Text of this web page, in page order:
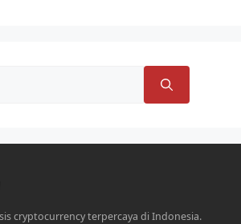
cryptocurrency terpercaya di Indonesia.